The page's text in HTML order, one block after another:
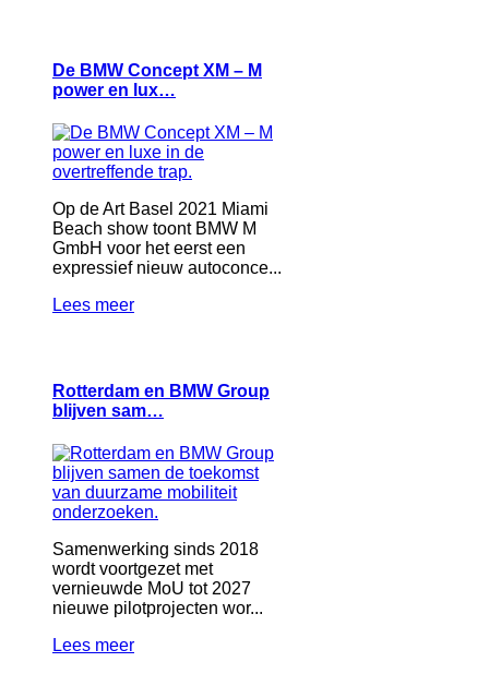
De BMW Concept XM – M
power en lux…
Op de Art Basel 2021 Miami
Beach show toont BMW M
GmbH voor het eerst een
expressief nieuw autoconce...
Lees meer
Rotterdam en BMW Group
blijven sam…
Samenwerking sinds 2018
wordt voortgezet met
vernieuwde MoU tot 2027
nieuwe pilotprojecten wor...
Lees meer